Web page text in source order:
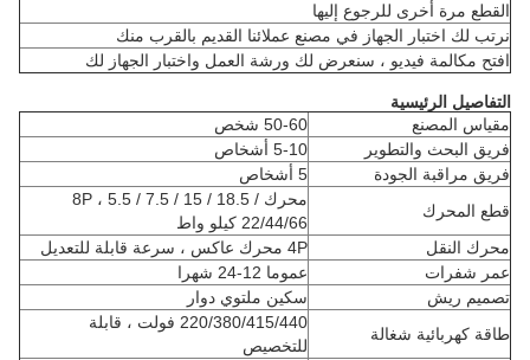
القطع مرة أخرى للرجوع إليها
نرتب لك اختبار الجهاز في مصنع عملائنا القديم بالقرب منك
افتح مكالمة فيديو ، سنعرض لك ورشة العمل واختبار الجهاز لك
التفاصيل الرئيسية
مقياس المصنع
50-60 شخص
فريق البحث والتطوير
5-10 أشخاص
فريق مراقبة الجودة
5 أشخاص
قطع المحرك
محرك 8P ، 5.5 / 7.5 / 15 / 18.5 /
22/44/66 كيلو واط
محرك النقل
4P محرك عاكس ، سرعة قابلة للتعديل
عمر شفرات
عموما 12-24 شهرا
تصميم ريش
سكين ملتوي دوار
طاقة كهربائية شغالة
220/380/415/440 فولت ، قابلة
للتخصيص